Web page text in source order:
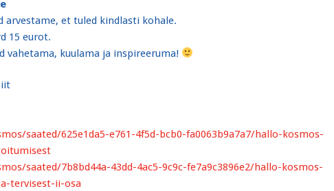
arvestame, et tuled kindlasti kohale.
15 eurot.
vahetama, kuulama ja inspireeruma!
saated/625e1da5-e761-4f5d-bcb0-fa0063b9a7a7/hallo-kosmos-
saated/7b8bd44a-43dd-4ac5-9c9c-fe7a9c3896e2/hallo-kosmos-
tervisest-ii-osa